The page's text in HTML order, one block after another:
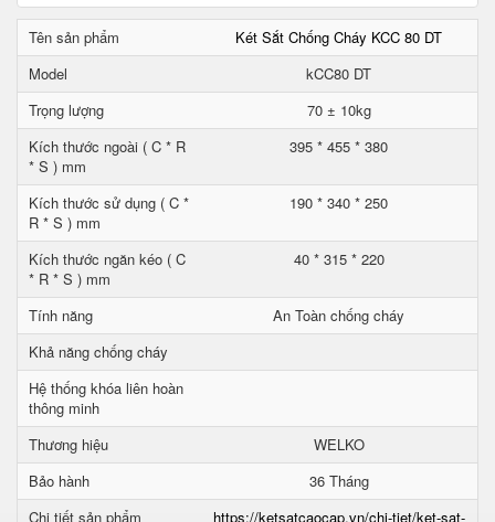
Tên sản phẩm
Két Sắt Chống Cháy KCC 80 DT
Model
kCC80 DT
Trọng lượng
70 ± 10kg
Kích thước ngoài ( C * R
* S ) mm
395 * 455 * 380
Kích thước sử dụng ( C *
R * S ) mm
190 * 340 * 250
Kích thước ngăn kéo ( C
* R * S ) mm
40 * 315 * 220
Tính năng
An Toàn chống cháy
Khả năng chống cháy
Hệ thống khóa liên hoàn
thông minh
Thương hiệu
WELKO
Bảo hành
36 Tháng
Chi tiết sản phẩm
https://ketsatcaocap.vn/chi-tiet/ket-sat-